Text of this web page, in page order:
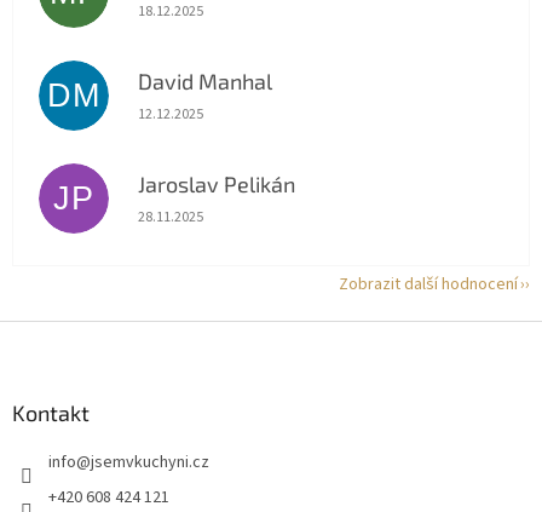
Hodnocení obchodu je 5 z 5 hvězdiček.
18.12.2025
DM David Manhal
Hodnocení obchodu je 5 z 5 hvězdiček.
12.12.2025
JP Jaroslav Pelikán
Hodnocení obchodu je 5 z 5 hvězdiček.
28.11.2025
Zobrazit další hodnocení
Kontakt
info@jsemvkuchyni.cz
+420 608 424 121